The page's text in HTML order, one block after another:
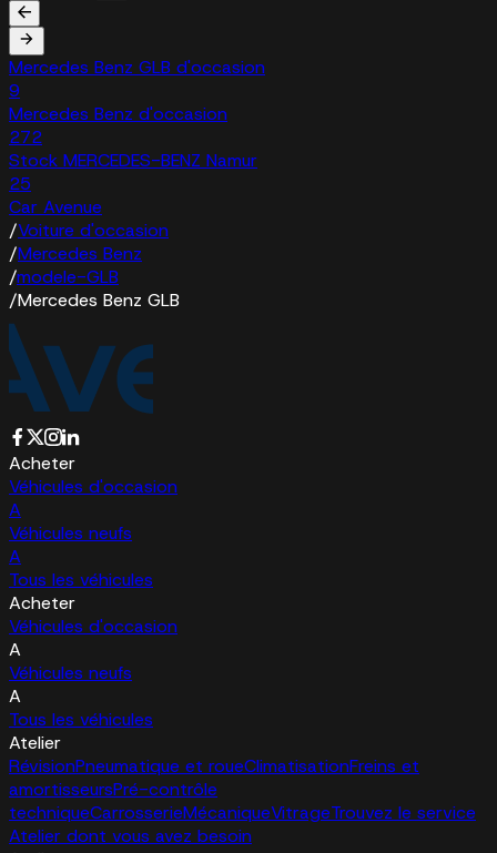
Mercedes Benz GLB d'occasion
9
Mercedes Benz d'occasion
272
Stock MERCEDES-BENZ Namur
25
Car Avenue
/Voiture d'occasion
/Mercedes Benz
/modele-GLB
/Mercedes Benz GLB
Acheter
Véhicules d'occasion
A
Véhicules neufs
A
Tous les véhicules
Acheter
Véhicules d'occasion
A
Véhicules neufs
A
Tous les véhicules
Atelier
RévisionPneumatique et roueClimatisationFreins et
amortisseursPré-contrôle
techniqueCarrosserieMécaniqueVitrageTrouvez le service
Atelier dont vous avez besoin